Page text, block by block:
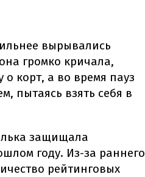
вырывались
громко кричала,
о корт, а во время пауз
пытаясь взять себя в
защищала
году. Из-за раннего
рейтинговых